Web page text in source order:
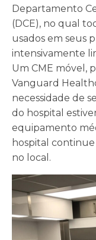
Departamento
(DCE), no qual
usados em seus
intensivamente
Um CME móvel,
Vanguard
necessidade de
do hospital
equipamento
hospital
no local.